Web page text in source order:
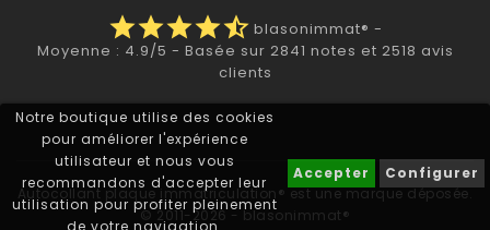
Notre boutique utilise des cookies
pour améliorer l'expérience
utilisateur et nous vous
recommandons d'accepter leur
utilisation pour profiter pleinement
de votre navigation.
Accepter Configurer
starstarstarstarstar_half blasonimmat® -
Moyenne : 4.9/5 - Basée sur 2841 notes et 2518 avis
clients
Autocollant plaque immatriculation® est une marque déposée.
© 2011-2026 - blasonimmat®